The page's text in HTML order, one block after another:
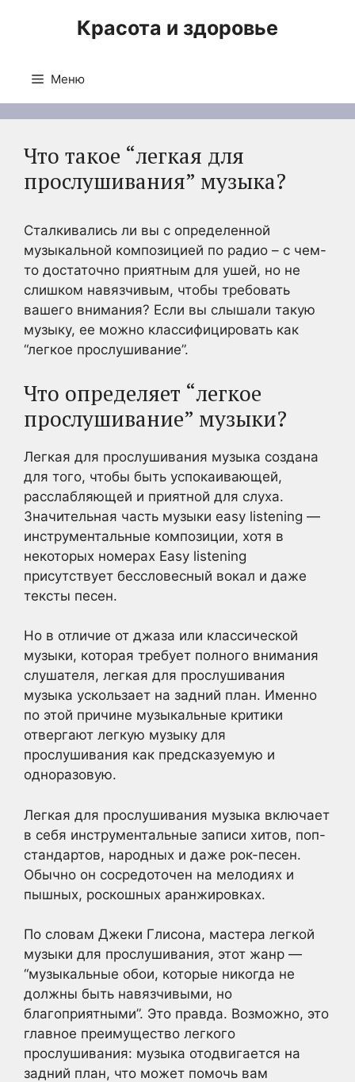
Красота и здоровье
Меню
Что такое “легкая для
прослушивания” музыка?
Сталкивались ли вы с определенной
музыкальной композицией по радио – с чем-
то достаточно приятным для ушей, но не
слишком навязчивым, чтобы требовать
вашего внимания? Если вы слышали такую
музыку, ее можно классифицировать как
“легкое прослушивание”.
Что определяет “легкое
прослушивание” музыки?
Легкая для прослушивания музыка создана
для того, чтобы быть успокаивающей,
расслабляющей и приятной для слуха.
Значительная часть музыки easy listening —
инструментальные композиции, хотя в
некоторых номерах Easy listening
присутствует бессловесный вокал и даже
тексты песен.
Но в отличие от джаза или классической
музыки, которая требует полного внимания
слушателя, легкая для прослушивания
музыка ускользает на задний план. Именно
по этой причине музыкальные критики
отвергают легкую музыку для
прослушивания как предсказуемую и
одноразовую.
Легкая для прослушивания музыка включает
в себя инструментальные записи хитов, поп-
стандартов, народных и даже рок-песен.
Обычно он сосредоточен на мелодиях и
пышных, роскошных аранжировках.
По словам Джеки Глисона, мастера легкой
музыки для прослушивания, этот жанр —
“музыкальные обои, которые никогда не
должны быть навязчивыми, но
благоприятными”. Это правда. Возможно, это
главное преимущество легкого
прослушивания: музыка отодвигается на
задний план, что может помочь вам